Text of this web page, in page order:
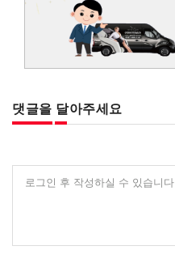
댓글을 달아주세요
로그인 후 작성하실 수 있습니다